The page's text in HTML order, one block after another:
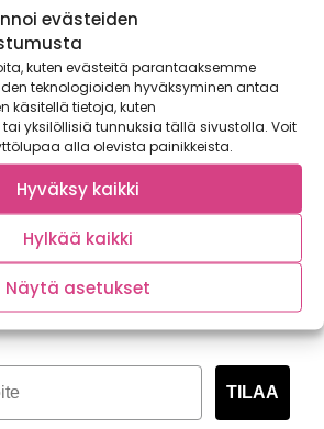
evästeiden
kuten evästeitä parantaaksemme
teknologioiden hyväksyminen antaa
käsitellä tietoja, kuten
yksilöllisiä tunnuksia tällä sivustolla. Voit
alla olevista painikkeista.
Hyväksy kaikki
Hylkää kaikki
Näytä asetukset
on ehdoton resepti, jos...
uutiskirje
TILAA